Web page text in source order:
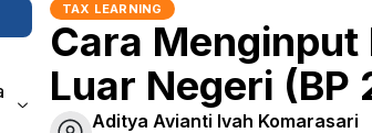
TAX LEARNING
Cara Menginput
Luar Negeri (BP
Aditya Avianti Ivah Komarasari